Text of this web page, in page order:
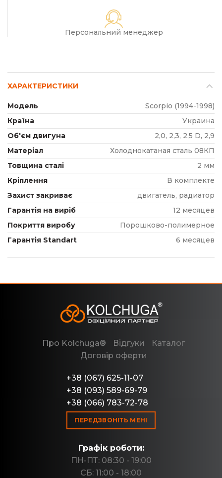
Персональний менеджер
ХАРАКТЕРИСТИКИ
Модель
Scorpio (1994-1998)
Країна
Украина
Об'єм двигуна
2,0, 2,3, 2,5 D, 2,9
Матеріал
Холоднокатаная сталь 08КП
Товщина сталі
2 мм
Кріплення
В комплекте
Захист закриває
двигатель, радиатор
Гарантія на виріб
12 месяцев
Покриття виробу
Порошково-полимерное
Гарантія Standart
6 месяцев
Про Kolchuga® Відгуки
Каталог
Договір оферти
+38 (067) 625-11-07
+38 (093) 589-69-79
+38 (066) 783-72-78
ПЕРЕДЗВОНІТЬ МЕНІ
Графік роботи:
ПН-ПТ: 08:30 - 19:00
СБ: 11:00 - 18:00